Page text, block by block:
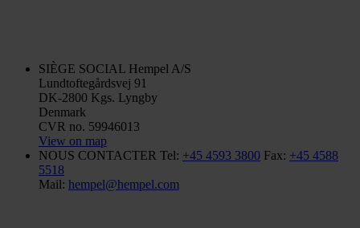
SIÈGE SOCIAL Hempel A/S
Lundtoftegårdsvej 91
DK-2800 Kgs. Lyngby
Denmark
CVR no. 59946013
View on map
NOUS CONTACTER Tel: +45 4593 3800 Fax: +45 4588
5518
Mail: hempel@hempel.com